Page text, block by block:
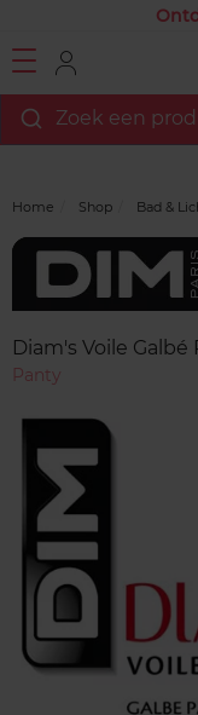
Zoek een
Home Shop Bad &
Merk
Diam's Voile Galbé
Panty